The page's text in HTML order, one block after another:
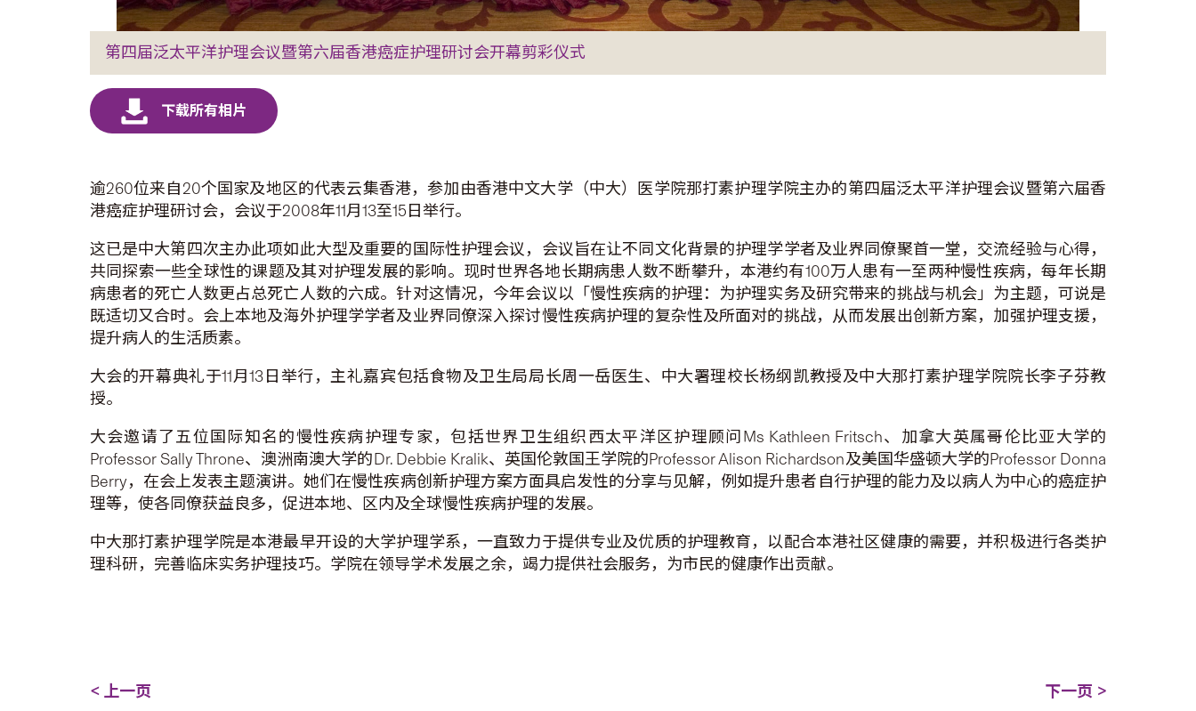
第四届泛太平洋护理会议暨第六届香港癌症护理研讨会开幕剪彩仪式
逾260位来自20个国家及地区的代表云集香港，参加由香港中文大学（中大）医学院那打素护理学院主办的第四届泛太平洋护理会议暨第六届香
港癌症护理研讨会，会议于2008年11月13至15日举行。
这已是中大第四次主办此项如此大型及重要的国际性护理会议，会议旨在让不同文化背景的护理学学者及业界同僚聚首一堂，交流经验与心得，
共同探索一些全球性的课题及其对护理发展的影响。现时世界各地长期病患人数不断攀升，本港约有100万人患有一至两种慢性疾病，每年长期
病患者的死亡人数更占总死亡人数的六成。针对这情况，今年会议以「慢性疾病的护理：为护理实务及研究带来的挑战与机会」为主题，可说是
既适切又合时。会上本地及海外护理学学者及业界同僚深入探讨慢性疾病护理的复杂性及所面对的挑战，从而发展出创新方案，加强护理支援，
提升病人的生活质素。
大会的开幕典礼于11月13日举行，主礼嘉宾包括食物及卫生局局长周一岳医生、中大署理校长杨纲凯教授及中大那打素护理学院院长李子芬教
授。
大会邀请了五位国际知名的慢性疾病护理专家，包括世界卫生组织西太平洋区护理顾问Ms Kathleen Fritsch、加拿大英属哥伦比亚大学的
Professor Sally Throne、澳洲南澳大学的Dr. Debbie Kralik、英国伦敦国王学院的Professor Alison Richardson及美国华盛顿大学的Professor Donna
Berry，在会上发表主题演讲。她们在慢性疾病创新护理方案方面具启发性的分享与见解，例如提升患者自行护理的能力及以病人为中心的癌症护
理等，使各同僚获益良多，促进本地、区内及全球慢性疾病护理的发展。
中大那打素护理学院是本港最早开设的大学护理学系，一直致力于提供专业及优质的护理教育，以配合本港社区健康的需要，并积极进行各类护
理科研，完善临床实务护理技巧。学院在领导学术发展之余，竭力提供社会服务，为市民的健康作出贡献。
< 上一页 下一页 >